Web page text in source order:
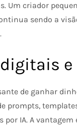
Um criador
sendo a
e
de ganhar
prompts,
por IA. A